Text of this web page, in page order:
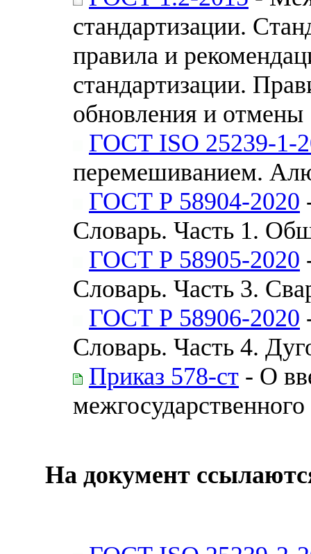
стандартизации.
правила и
стандартизации.
обновления и отмены
ГОСТ ISO 25239-1-
перемешиванием.
ГОСТ Р 58904-2020
Словарь. Часть 1.
ГОСТ Р 58905-2020
Словарь. Часть 3.
ГОСТ Р 58906-2020
Словарь. Часть 4.
Приказ 578-ст - О
межгосударственного
На документ